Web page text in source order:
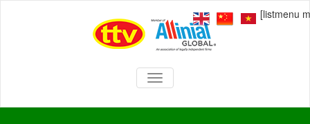
TOGGLE
NAVIGATION
[listmenu